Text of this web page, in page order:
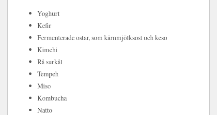
Yoghurt
Kefir
Fermenterade ostar, som kärnmjölksost och keso
Kimchi
Rå surkål
Tempeh
Miso
Kombucha
Natto